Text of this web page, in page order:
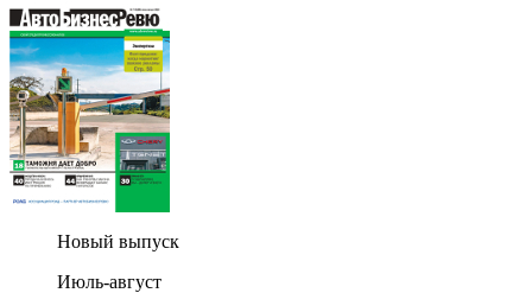
Новый выпуск
Июль-август